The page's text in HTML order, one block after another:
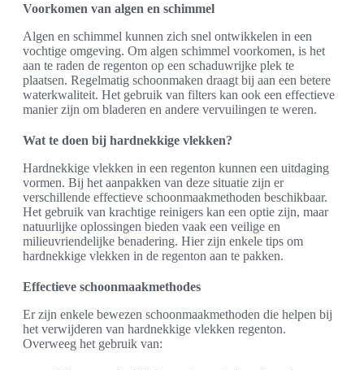
Voorkomen van algen en schimmel
Algen en schimmel kunnen zich snel ontwikkelen in een
vochtige omgeving. Om algen schimmel voorkomen, is het
aan te raden de regenton op een schaduwrijke plek te
plaatsen. Regelmatig schoonmaken draagt bij aan een betere
waterkwaliteit. Het gebruik van filters kan ook een effectieve
manier zijn om bladeren en andere vervuilingen te weren.
Wat te doen bij hardnekkige vlekken?
Hardnekkige vlekken in een regenton kunnen een uitdaging
vormen. Bij het aanpakken van deze situatie zijn er
verschillende effectieve schoonmaakmethoden beschikbaar.
Het gebruik van krachtige reinigers kan een optie zijn, maar
natuurlijke oplossingen bieden vaak een veilige en
milieuvriendelijke benadering. Hier zijn enkele tips om
hardnekkige vlekken in de regenton aan te pakken.
Effectieve schoonmaakmethodes
Er zijn enkele bewezen schoonmaakmethoden die helpen bij
het verwijderen van hardnekkige vlekken regenton.
Overweeg het gebruik van: